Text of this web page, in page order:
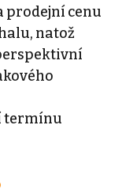
prodejní cenu
natož
termínu